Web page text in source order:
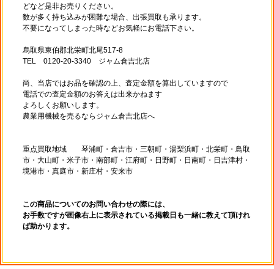
どなど是非お売りください。
数が多く持ち込みが困難な場合、出張買取も承ります。
不要になってしまった時などお気軽にお電話下さい。
烏取県東伯郡北栄町北尾517-8
TEL 0120-20-3340 ジャム倉吉北店
尚、当店ではお品を確認の上、査定金額を算出していますので
電話での査定金額のお答えは出来かねます
よろしくお願いします。
農業用機械を売るならジャム倉吉北店へ
重点買取地域 琴浦町・倉吉市・三朝町・湯梨浜町・北栄町・鳥取
市・大山町・米子市・南部町・江府町・日野町・日南町・日吉津村・
境港市・真庭市・新庄村・安来市
この商品についてのお問い合わせの際には、
お手数ですが画像右上に表示されている掲載日も一緒に教えて頂けれ
ば助かります。